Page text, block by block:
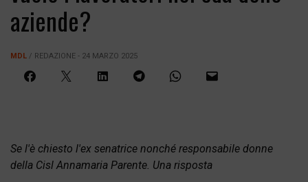
aziende?
MDL / REDAZIONE - 24 MARZO 2025
Se l'è chiesto l'ex senatrice nonché responsabile donne
della Cisl Annamaria Parente. Una risposta